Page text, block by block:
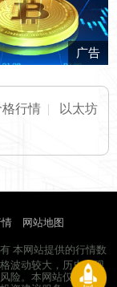
广告
格行情 |
以太坊
情 网站地图
本网站提供的行情数
波动较大，历史表现
险。本网站仅提供行